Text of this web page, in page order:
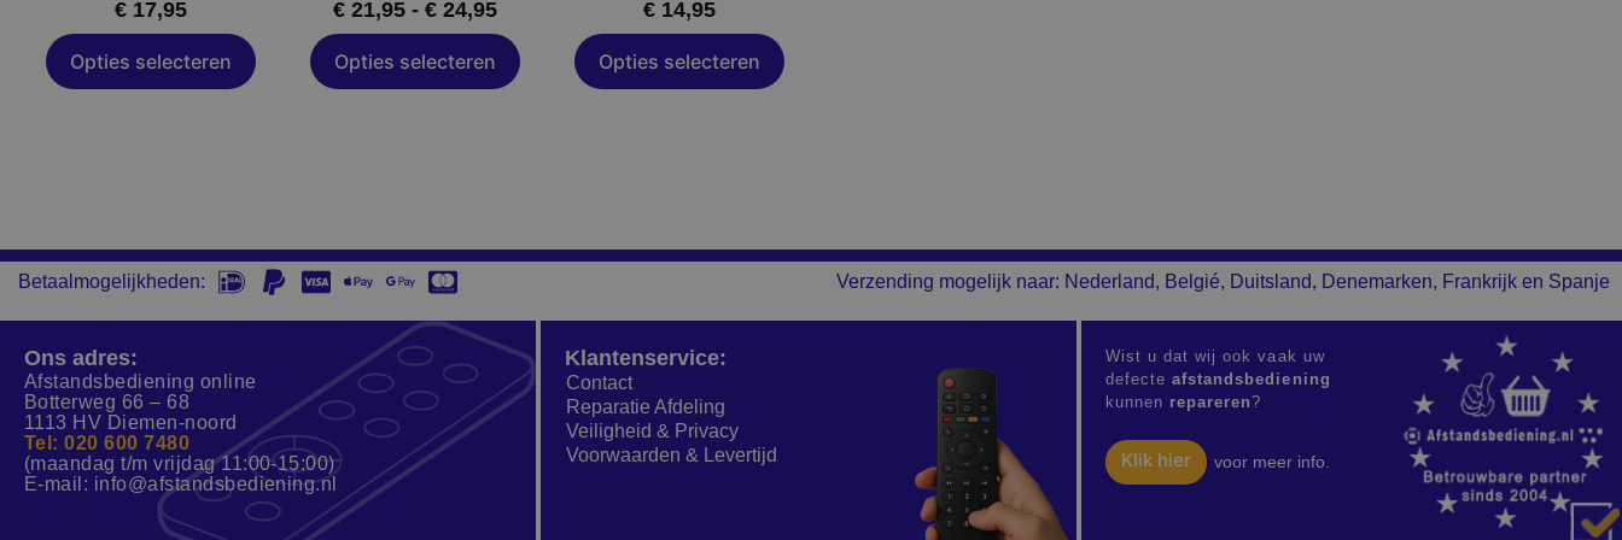
€17,95
Opties selecteren
de
productpagina
€21,95 - €24,95
Opties selecteren
de
productpagina
€14,95
Opties selecteren
de
productpagina
Betaalmogelijkheden: Verzending mogelijk naar: Nederland, Belgié, Duitsland, Denemarken, Frankrijk en Spanje
Ons adres:
Afstandsbediening online
Botterweg 66 – 68
1113 HV Diemen-noord
Tel: 020 600 7480
(maandag t/m vrijdag 11:00-15:00)
E-mail: info@afstandsbediening.nl
Klantenservice:
Contact
Reparatie Afdeling
Veiligheid & Privacy
Voorwaarden & Levertijd
Wist u dat wij ook vaak uw
defecteafstandsbediening
kunnen repareren?
Klik hier voor meer info.